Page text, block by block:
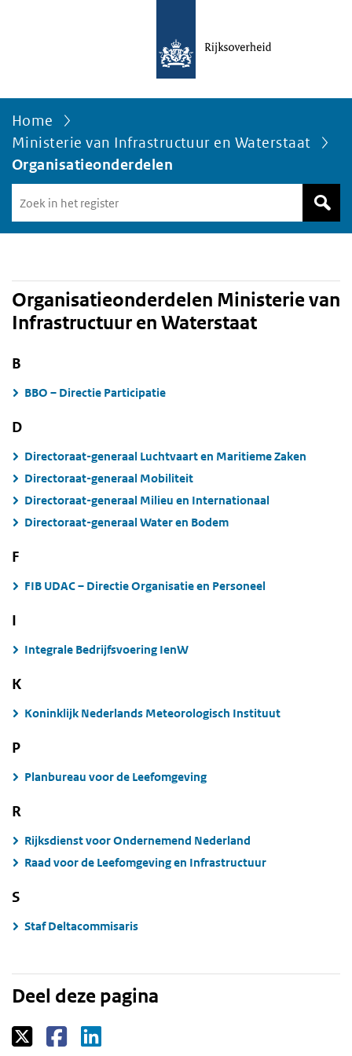
Home
Ministerie van Infrastructuur en Waterstaat
Organisatieonderdelen
in
het
Avgregisterrijksoverheid.nl
Organisatieonderdelen Ministerie van
Infrastructuur en Waterstaat
B
BBO – Directie Participatie
D
Directoraat-generaal Luchtvaart en Maritieme Zaken
Directoraat-generaal Mobiliteit
Directoraat-generaal Milieu en Internationaal
Directoraat-generaal Water en Bodem
F
FIB UDAC – Directie Organisatie en Personeel
I
Integrale Bedrijfsvoering IenW
K
Koninklijk Nederlands Meteorologisch Instituut
P
Planbureau voor de Leefomgeving
R
Rijksdienst voor Ondernemend Nederland
Raad voor de Leefomgeving en Infrastructuur
S
Staf Deltacommisaris
Deel deze pagina